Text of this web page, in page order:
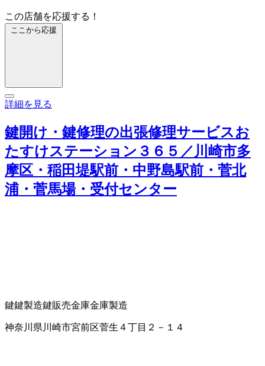
この店舗を応援する！
ここから応援
詳細を見る
鍵開け・鍵修理の出張修理サービスお
たすけステーション３６５／川崎市多
摩区・稲田堤駅前・中野島駅前・菅北
浦・菅馬場・受付センター
鍵鍵製造鍵販売金庫金庫製造
神奈川県川崎市宮前区菅生４丁目２－１４